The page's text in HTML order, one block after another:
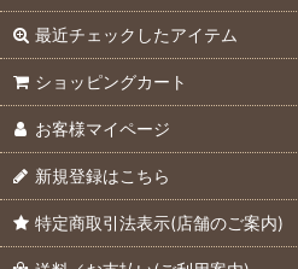
最近チェックしたアイテム
ショッピングカート
お客様マイページ
新規登録はこちら
特定商取引法表示(店舗のご案内)